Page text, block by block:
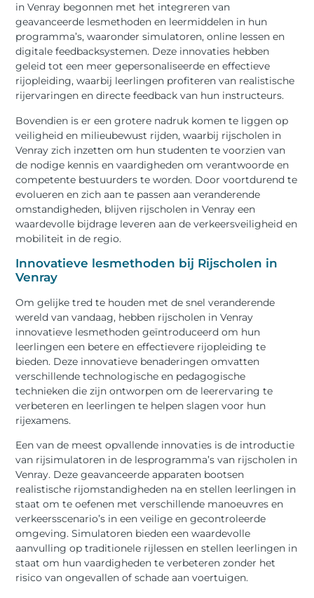
in Venray begonnen met het integreren van
geavanceerde lesmethoden en leermiddelen in hun
programma’s, waaronder simulatoren, online lessen en
digitale feedbacksystemen. Deze innovaties hebben
geleid tot een meer gepersonaliseerde en effectieve
rijopleiding, waarbij leerlingen profiteren van realistische
rijervaringen en directe feedback van hun instructeurs.
Bovendien is er een grotere nadruk komen te liggen op
veiligheid en milieubewust rijden, waarbij rijscholen in
Venray zich inzetten om hun studenten te voorzien van
de nodige kennis en vaardigheden om verantwoorde en
competente bestuurders te worden. Door voortdurend te
evolueren en zich aan te passen aan veranderende
omstandigheden, blijven rijscholen in Venray een
waardevolle bijdrage leveren aan de verkeersveiligheid en
mobiliteit in de regio.
Innovatieve lesmethoden bij Rijscholen in
Venray
Om gelijke tred te houden met de snel veranderende
wereld van vandaag, hebben rijscholen in Venray
innovatieve lesmethoden geïntroduceerd om hun
leerlingen een betere en effectievere rijopleiding te
bieden. Deze innovatieve benaderingen omvatten
verschillende technologische en pedagogische
technieken die zijn ontworpen om de leerervaring te
verbeteren en leerlingen te helpen slagen voor hun
rijexamens.
Een van de meest opvallende innovaties is de introductie
van rijsimulatoren in de lesprogramma’s van rijscholen in
Venray. Deze geavanceerde apparaten bootsen
realistische rijomstandigheden na en stellen leerlingen in
staat om te oefenen met verschillende manoeuvres en
verkeersscenario’s in een veilige en gecontroleerde
omgeving. Simulatoren bieden een waardevolle
aanvulling op traditionele rijlessen en stellen leerlingen in
staat om hun vaardigheden te verbeteren zonder het
risico van ongevallen of schade aan voertuigen.